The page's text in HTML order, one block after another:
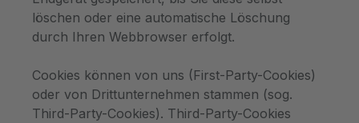
löschen oder eine automatische Löschung
durch Ihren Webbrowser erfolgt.
Cookies können von uns (First-Party-Cookies)
oder von Drittunternehmen stammen (sog.
Third-Party-Cookies). Third-Party-Cookies